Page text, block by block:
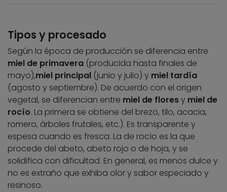
Tipos y procesado
Según la época de producción se diferencia entre
miel de primavera (producida hasta finales de
mayo),miel principal (junio y julio) y miel tardía
(agosto y septiembre). De acuerdo con el origen
vegetal, se diferencian entre miel de floresy miel de
rocío. La primera se obtiene del brezo, tilo, acacia,
romero, árboles frutales, etc.). Es transparente y
espesa cuando es fresca. La de rocío es la que
procede del abeto, abeto rojo o de hoja, y se
solidifica con dificultad. En general, es menos dulce y
no es extraño que exhiba olor y sabor especiado y
resinoso.